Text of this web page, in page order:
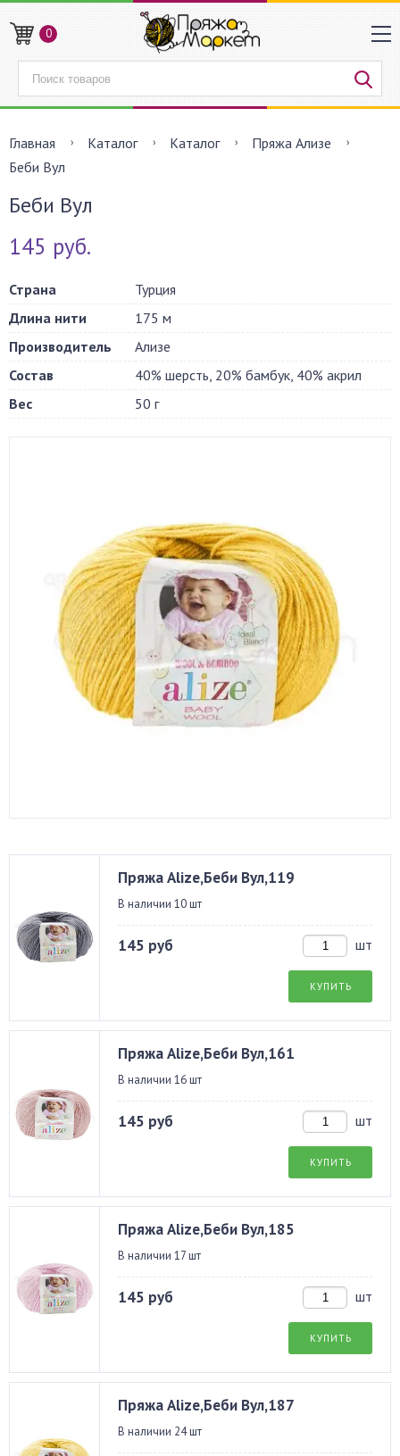
0
Главная Каталог Каталог
Пряжа Ализе
Беби Вул
Беби Вул
145 руб.
Страна
Турция
Длина нити
175 м
Производитель
Ализе
Состав
40% шерсть, 20% бамбук, 40% акрил
Вес
50 г
Пряжа Alize,Беби Вул,119
В наличии 10 шт
145 руб шт
КУПИТЬ
Пряжа Alize,Беби Вул,161
В наличии 16 шт
145 руб шт
КУПИТЬ
Пряжа Alize,Беби Вул,185
В наличии 17 шт
145 руб шт
КУПИТЬ
Пряжа Alize,Беби Вул,187
В наличии 24 шт